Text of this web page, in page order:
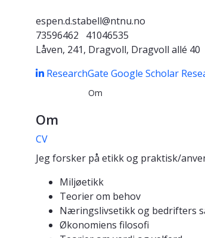
espen.d.stabell@ntnu.no
73596462
41046535
Låven, 241, Dragvoll, Dragvoll allé 40
ResearchGate Google Scholar
Om
Om
CV
Jeg forsker på etikk og praktisk/
Miljøetikk
Teorier om behov
Næringslivsetikk og bedrifters
Økonomiens filosofi